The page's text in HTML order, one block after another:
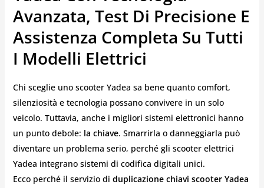
Avanzata, Test Di Precisione E
Assistenza Completa Su Tutti
I Modelli Elettrici
Chi sceglie uno scooter Yadea sa bene quanto comfort,
silenziosità e tecnologia possano convivere in un solo
veicolo. Tuttavia, anche i migliori sistemi elettronici hanno
un punto debole: la chiave. Smarrirla o danneggiarla può
diventare un problema serio, perché gli scooter elettrici
Yadea integrano sistemi di codifica digitali unici.
Ecco perché il servizio di duplicazione chiavi scooter Yadea